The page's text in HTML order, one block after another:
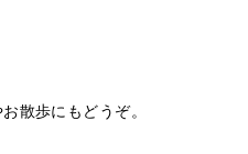
散歩にもどうぞ。